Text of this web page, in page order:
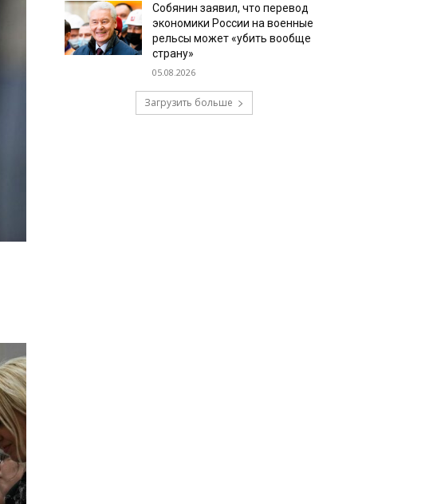
Собянин заявил, что перевод
экономики России на военные
рельсы может «убить вообще
страну»
05.08.2026
Загрузить больше